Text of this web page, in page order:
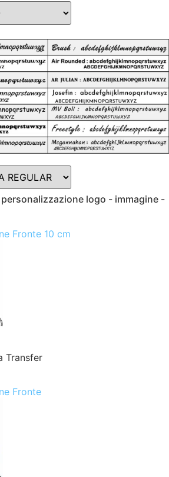
logo - immagine -
Fronte 10 cm
Transfer
Fronte